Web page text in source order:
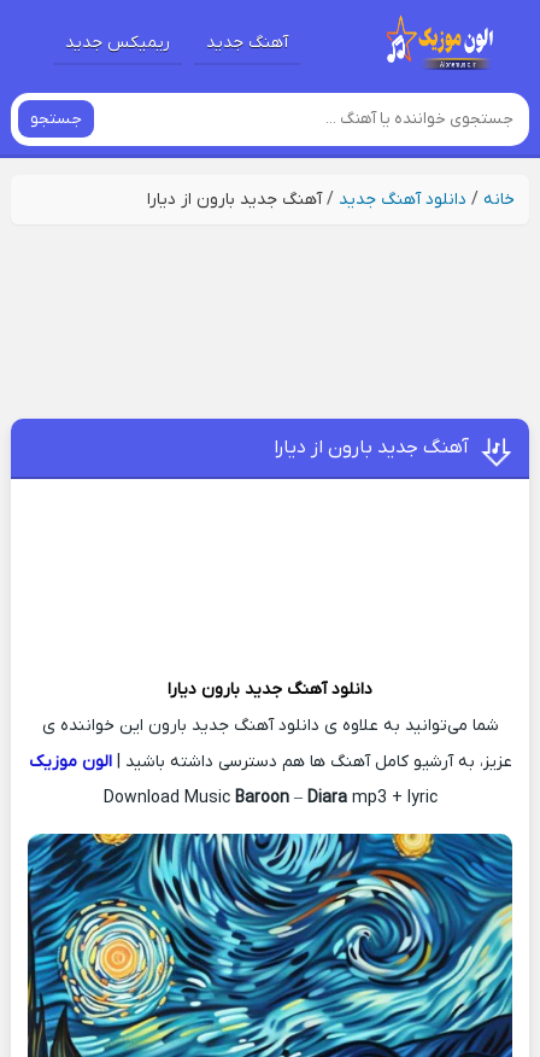
آهنگ جدید ریمیکس جدید
جستجو
خانه/ دانلود آهنگ جدید /آهنگ جدید بارون از دیارا
آهنگ جدید بارون از دیارا
دانلود آهنگ جدید بارون دیارا
شما می‌توانید به علاوه ی دانلود آهنگ جدید بارون این خواننده ی
عزیز، به آرشیو کامل آهنگ ها هم دسترسی داشته باشید |الون موزیک
Download Music Baroon– Diaramp3 + lyric